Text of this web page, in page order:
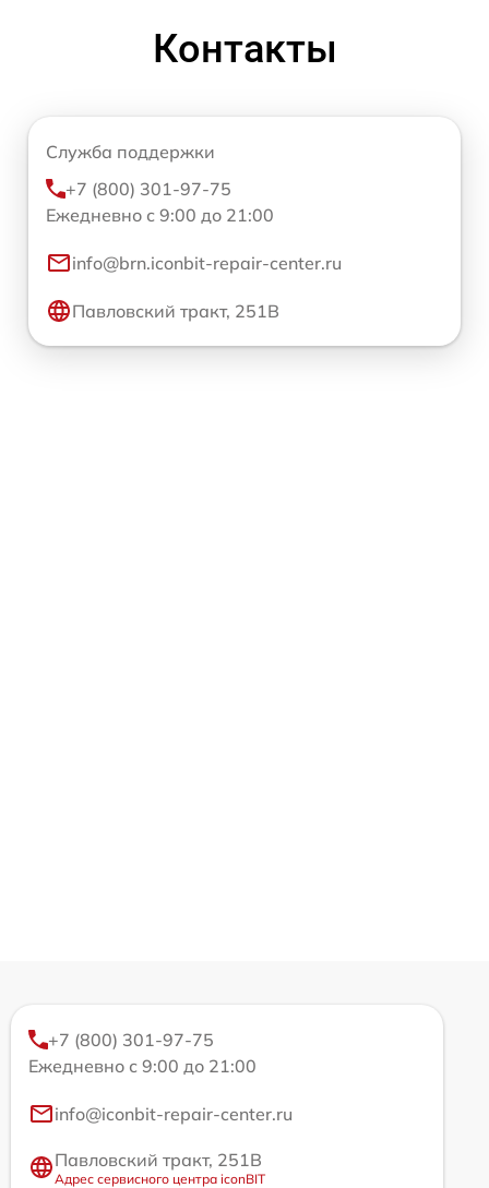
Контакты
Служба поддержки
+7 (800) 301-97-75
Ежедневно с 9:00 до 21:00
info@brn.iconbit-repair-center.ru
Павловский тракт, 251В
+7 (800) 301-97-75
Ежедневно с 9:00 до 21:00
info@iconbit-repair-center.ru
Павловский тракт, 251В
Адрес сервисного центра iconBIT